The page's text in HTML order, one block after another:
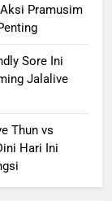
Pramusim
Sore Ini
Jalalive
Thun vs
Hari Ini